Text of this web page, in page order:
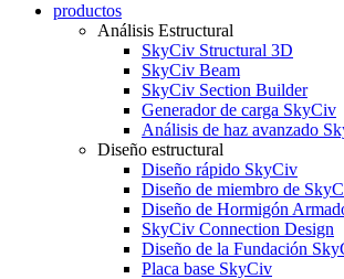
productos
Análisis Estructural
SkyCiv Structural 3D
SkyCiv Beam
SkyCiv Section Builder
Generador de carga SkyCiv
Análisis de haz avanzado
Diseño estructural
Diseño rápido SkyCiv
Diseño de miembro de
Diseño de Hormigón
SkyCiv Connection Design
Diseño de la Fundación
Placa base SkyCiv